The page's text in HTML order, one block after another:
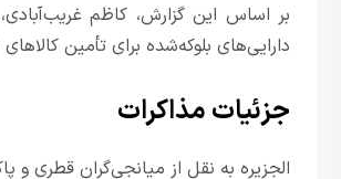
بر اساس این گزارش، کاظم
دارایی‌های بلوکه‌شده برای تأمین
جزئیات مذاکرات
الجزیره به نقل از میانجی‌گران قطری